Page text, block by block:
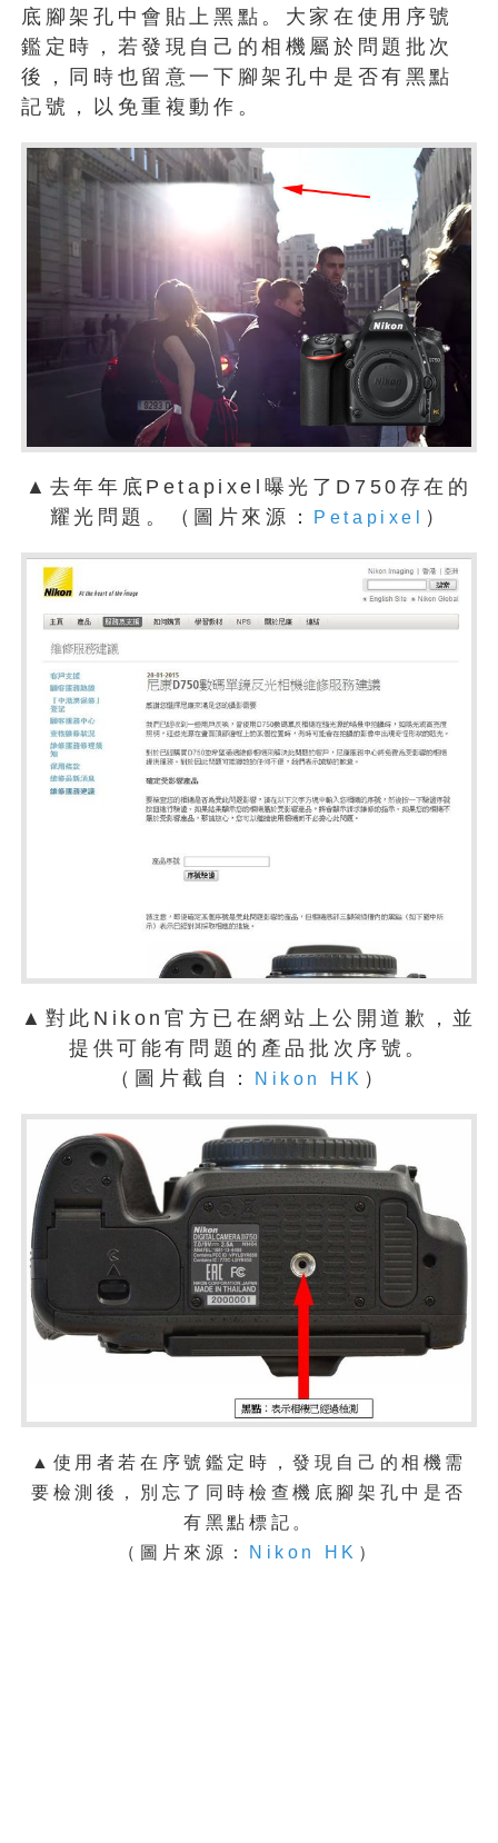
底腳架孔中會貼上黑點。大家在使用序號
鑑定時，若發現自己的相機屬於問題批次
後，同時也留意一下腳架孔中是否有黑點
記號，以免重複動作。
▲去年年底Petapixel曝光了D750存在的
耀光問題。（圖片來源：
Petapixel ）
▲對此Nikon官方已在網站上公開道歉，並
提供可能有問題的產品批次序號。
（圖片截自：
Nikon HK ）
▲使用者若在序號鑑定時，發現自己的相機需
要檢測後，別忘了同時檢查機底腳架孔中是否
有黑點標記。
（圖片來源：
Nikon HK ）